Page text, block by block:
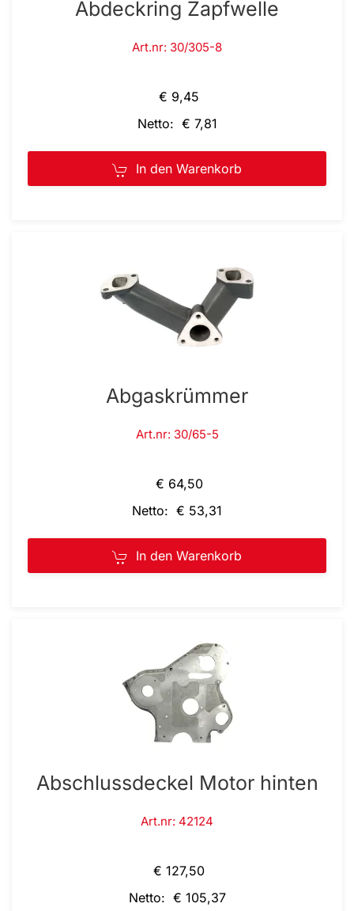
Abdeckring Zapfwelle
Art.nr: 30/305-8
€ 9,45
Netto: € 7,81
In den Warenkorb
Abgaskrümmer
Art.nr: 30/65-5
€ 64,50
Netto: € 53,31
In den Warenkorb
Abschlussdeckel Motor hinten
Art.nr: 42124
€ 127,50
Netto: € 105,37